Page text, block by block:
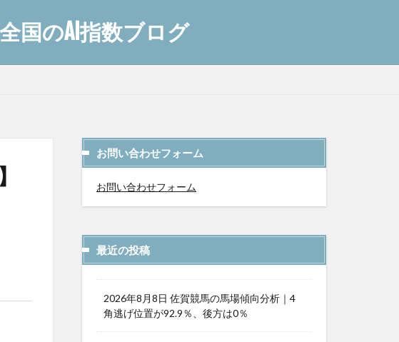
全国のAI指数ブログ
お問い合わせフォーム
お問い合わせフォーム
最近の投稿
2026年8月8日 佐賀競馬の馬場傾向分析｜4
角逃げ位置が92.9％、後方は0％